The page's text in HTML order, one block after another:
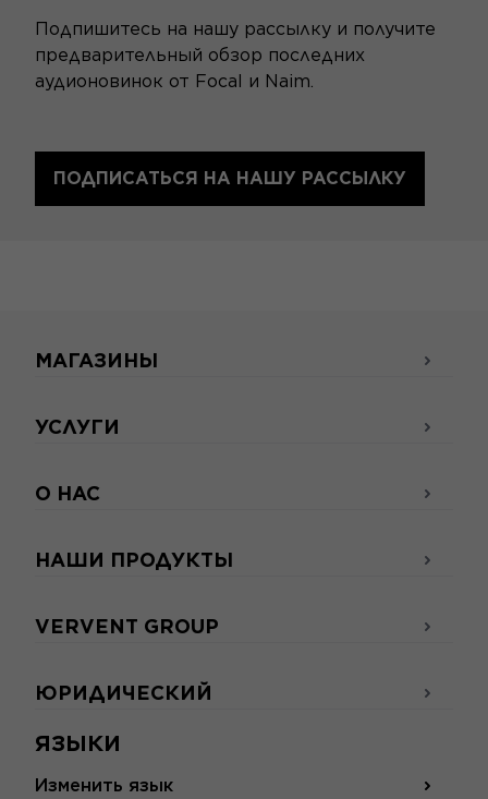
Подпишитесь на нашу рассылку и получите
предварительный обзор последних
аудионовинок от Focal и Naim.
ПОДПИСАТЬСЯ НА НАШУ РАССЫЛКУ
ЯЗЫКИ
Изменить язык
МАГАЗИНЫ
УСЛУГИ
О НАС
НАШИ ПРОДУКТЫ
VERVENT GROUP
ЮРИДИЧЕСКИЙ